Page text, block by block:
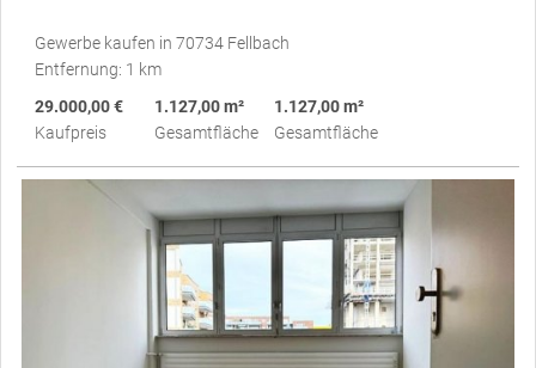
Gewerbe kaufen in 70734 Fellbach
Entfernung: 1 km
29.000,00 €
Kaufpreis
1.127,00 m²
Gesamtfläche
1.127,00 m²
Gesamtfläche